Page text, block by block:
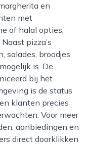
en
met
of halal opties,
pizza’s
salades, broodjes
is. De
bij het
is de status
klanten precies
Voor meer
aanbiedingen en
direct doorklikken